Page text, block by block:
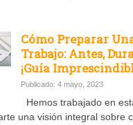
Cómo Preparar
Trabajo: Antes,
¡Guía
Publicado: 4 mayo, 2023
Hemos trabajado en
una visión integral sobre